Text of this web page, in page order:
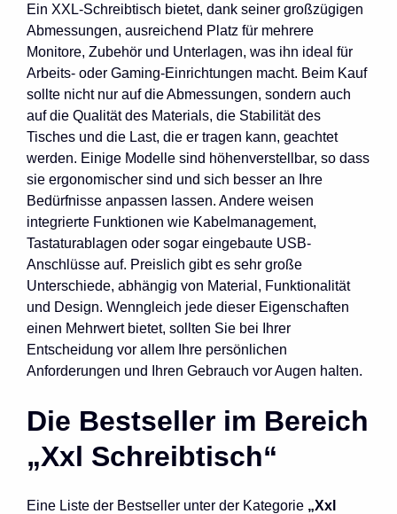
Ein XXL-Schreibtisch bietet, dank seiner großzügigen
Abmessungen, ausreichend Platz für mehrere
Monitore, Zubehör und Unterlagen, was ihn ideal für
Arbeits- oder Gaming-Einrichtungen macht. Beim Kauf
sollte nicht nur auf die Abmessungen, sondern auch
auf die Qualität des Materials, die Stabilität des
Tisches und die Last, die er tragen kann, geachtet
werden. Einige Modelle sind höhenverstellbar, so dass
sie ergonomischer sind und sich besser an Ihre
Bedürfnisse anpassen lassen. Andere weisen
integrierte Funktionen wie Kabelmanagement,
Tastaturablagen oder sogar eingebaute USB-
Anschlüsse auf. Preislich gibt es sehr große
Unterschiede, abhängig von Material, Funktionalität
und Design. Wenngleich jede dieser Eigenschaften
einen Mehrwert bietet, sollten Sie bei Ihrer
Entscheidung vor allem Ihre persönlichen
Anforderungen und Ihren Gebrauch vor Augen halten.
Die Bestseller im Bereich
„Xxl Schreibtisch“
Eine Liste der Bestseller unter der Kategorie „Xxl